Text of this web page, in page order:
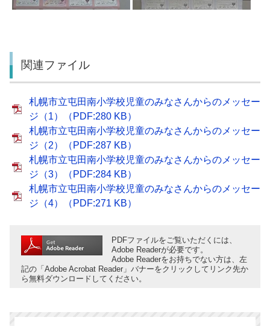
関連ファイル
札幌市立屯田南小学校児童のみなさんからのメッセー
ジ（1）（PDF:280 KB）
札幌市立屯田南小学校児童のみなさんからのメッセー
ジ（2）（PDF:287 KB）
札幌市立屯田南小学校児童のみなさんからのメッセー
ジ（3）（PDF:284 KB）
札幌市立屯田南小学校児童のみなさんからのメッセー
ジ（4）（PDF:271 KB）
PDFファイルをご覧いただくには、
Adobe Readerが必要です。
Adobe Readerをお持ちでない方は、左
記の「Adobe Acrobat Reader」バナーをクリックしてリンク先か
ら無料ダウンロードしてください。